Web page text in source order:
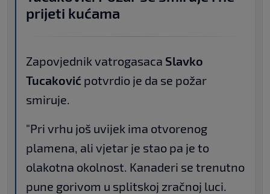
prijeti kućama
Zapovjednik vatrogasaca Slavko
Tucaković potvrdio je da se požar
smiruje.
"Pri vrhu još uvijek ima otvorenog
plamena, ali vjetar je stao pa je to
olakotna okolnost. Kanaderi se trenutno
pune gorivom u splitskoj zračnoj luci.